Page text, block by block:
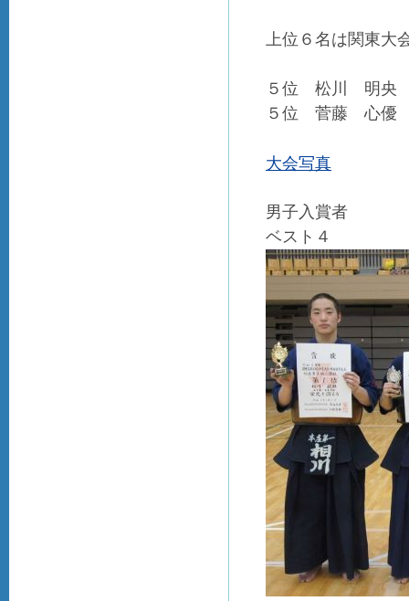
上位６名は関東大
５位 松川 明央
５位 菅藤 心優
大会写真
男子入賞者
ベスト４